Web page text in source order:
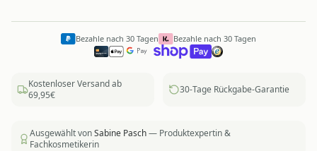
Bezahle nach 30 Tagen Bezahle nach 30 Tagen
Kostenloser Versand ab
69,95€
30-Tage Rückgabe-Garantie
Ausgewählt vonSabine Pasch— Produktexpertin &
Fachkosmetikerin